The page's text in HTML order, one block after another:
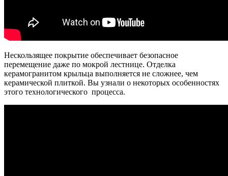
Нескользящее покрытие обеспечивает безопасное
перемещение даже по мокрой лестнице. Отделка
керамогранитом крыльца выполняется не сложнее, чем
керамической плиткой. Вы узнали о некоторых особенностях
этого технологического процесса.